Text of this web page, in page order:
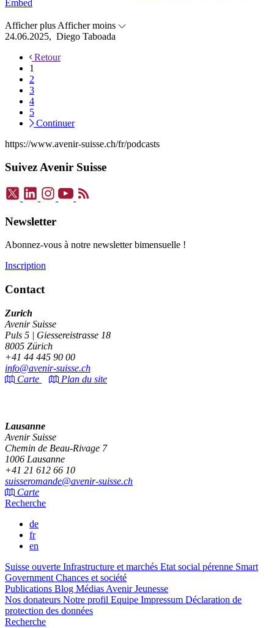
Embed
Afficher plus Afficher moins
24.06.2025, Diego Taboada
Retour
1
2
3
4
5
Continuer
https://www.avenir-suisse.ch/fr/podcasts
Suivez Avenir Suisse
Newsletter
Abonnez-vous à notre newsletter bimensuelle !
Inscription
Contact
Zurich
Avenir Suisse
Puls 5 | Giessereistrasse 18
8005 Zürich
+41 44 445 90 00
info@avenir-suisse.ch
Carte
Plan du site
Lausanne
Avenir Suisse
Chemin de Beau-Rivage 7
1006 Lausanne
+41 21 612 66 10
suisseromande@avenir-suisse.ch
Carte
Recherche
de
fr
en
Suisse ouverte Infrastructure et marchés Etat social pérenne Smart
Government Chances et société
Publications Blog Médias Avenir Jeunesse
Nos donateurs Notre profil Equipe Impressum Déclaration de
protection des données
Recherche